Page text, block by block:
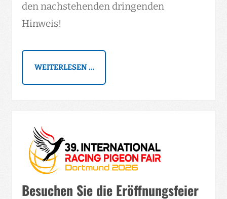
den nachstehenden dringenden
Hinweis!
WEITERLESEN …
Besuchen Sie die Eröffnungsfeier